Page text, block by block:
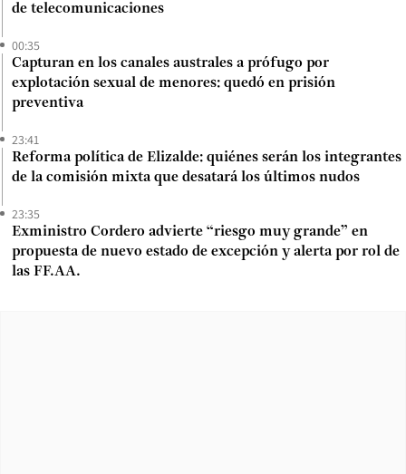
de telecomunicaciones
00:35
Capturan en los canales australes a prófugo por
explotación sexual de menores: quedó en prisión
preventiva
23:41
Reforma política de Elizalde: quiénes serán los integrantes
de la comisión mixta que desatará los últimos nudos
23:35
Exministro Cordero advierte “riesgo muy grande” en
propuesta de nuevo estado de excepción y alerta por rol de
las FF.AA.